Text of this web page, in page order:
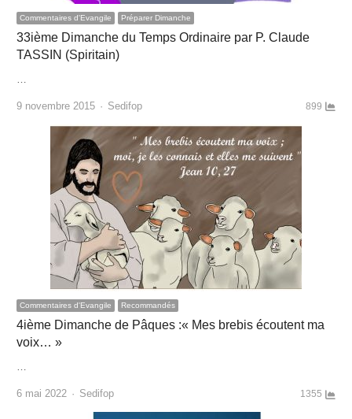
Commentaires d'Evangile Préparer Dimanche
33ième Dimanche du Temps Ordinaire par P. Claude
TASSIN (Spiritain)
9 novembre 2015 Author
Sedifop 899
Commentaires d'Evangile Recommandés
4ième Dimanche de Pâques :« Mes brebis écoutent ma
voix… »
…
6 mai 2022 Author
Sedifop 1355